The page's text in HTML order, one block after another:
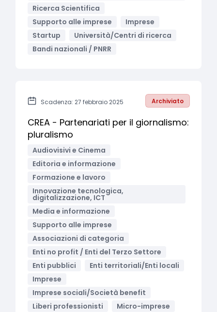
Ricerca Scientifica
Supporto alle imprese
Imprese
Startup
Università/Centri di ricerca
Bandi nazionali / PNRR
Scadenza: 27 febbraio 2025 Archiviato
CREA - Partenariati per il giornalismo:
pluralismo
Audiovisivi e Cinema
Editoria e informazione
Formazione e lavoro
Innovazione tecnologica,
digitalizzazione, ICT
Media e informazione
Supporto alle imprese
Associazioni di categoria
Enti no profit / Enti del Terzo Settore
Enti pubblici
Enti territoriali/Enti locali
Imprese
Imprese sociali/Società benefit
Liberi professionisti
Micro-imprese